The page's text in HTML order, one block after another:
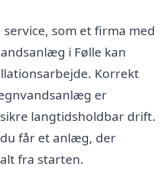
som et firma med
i Følle kan
Korrekt
er
langtidsholdbar drift.
får et anlæg, der
fra starten.